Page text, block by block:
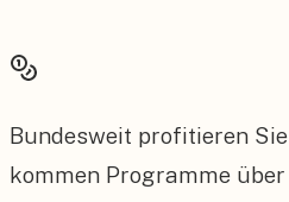
Bundesweit profitieren
kommen Programme